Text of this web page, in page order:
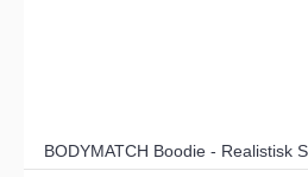
BODYMATCH Boodie - Realistisk